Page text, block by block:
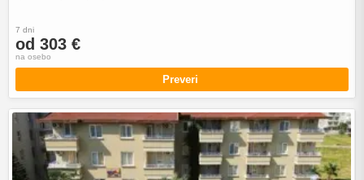
7 dni
od 303 €
na osebo
Preveri